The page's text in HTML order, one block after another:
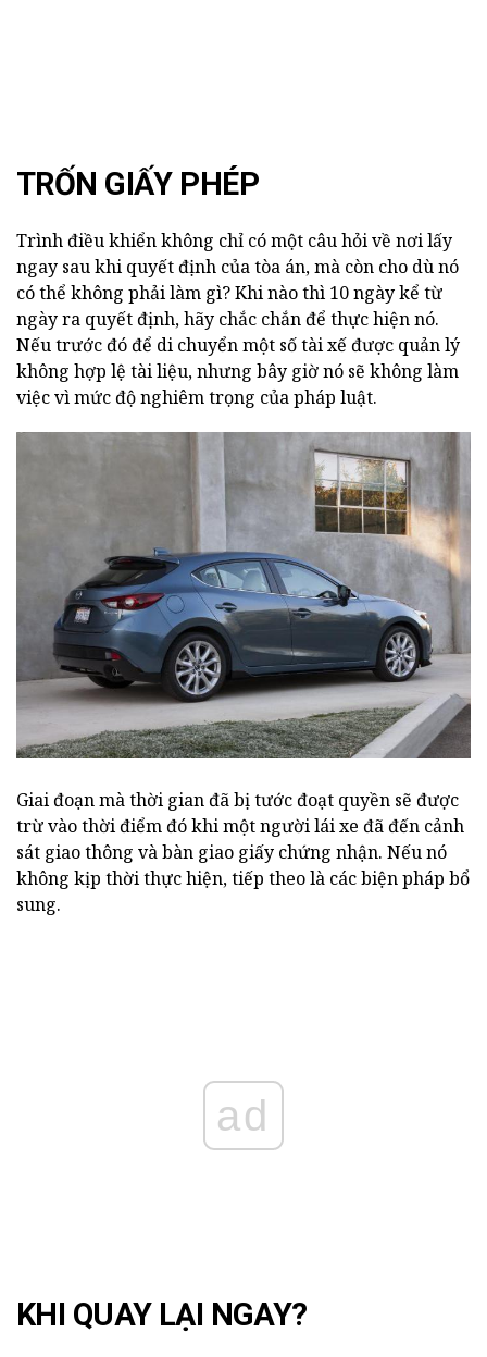
TRỐN GIẤY PHÉP
Trình điều khiển không chỉ có một câu hỏi về nơi lấy
ngay sau khi quyết định của tòa án, mà còn cho dù nó
có thể không phải làm gì? Khi nào thì 10 ngày kể từ
ngày ra quyết định, hãy chắc chắn để thực hiện nó.
Nếu trước đó để di chuyển một số tài xế được quản lý
không hợp lệ tài liệu, nhưng bây giờ nó sẽ không làm
việc vì mức độ nghiêm trọng của pháp luật.
Giai đoạn mà thời gian đã bị tước đoạt quyền sẽ được
trừ vào thời điểm đó khi một người lái xe đã đến cảnh
sát giao thông và bàn giao giấy chứng nhận. Nếu nó
không kịp thời thực hiện, tiếp theo là các biện pháp bổ
sung.
ad
KHI QUAY LẠI NGAY?